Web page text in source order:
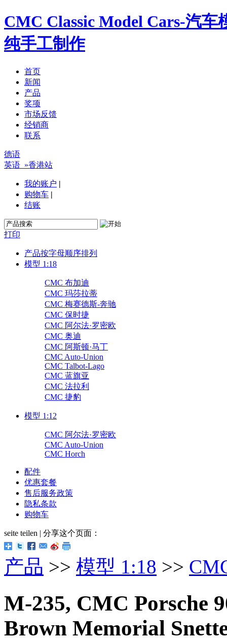
CMC Classic Model Cars-汽
纯手工制作
首页
新闻
产品
奖项
市场反馈
经销商
联系
德语
英语 »香港站
我的账户 |
购物车 |
结账
打印
产品按字母顺序排列
模型 1:18
CMC 布加迪
CMC 玛莎拉蒂
CMC 梅赛德斯-奔驰
CMC 保时捷
CMC 阿尔法·罗密欧
CMC 奥迪
CMC 阿斯顿·马丁
CMC Auto-Union
CMC Talbot-Lago
CMC 蓝旗亚
CMC 法拉利
CMC 捷豹
模型 1:12
CMC 阿尔法·罗密欧
CMC Auto-Union
CMC Horch
配件
优惠套餐
售后服务政策
隐私条款
购物车
seite teilen | 分享这个页面：
产品 >> 模型 1:18 >>
M-235, CMC Porsche
Brown Memorial